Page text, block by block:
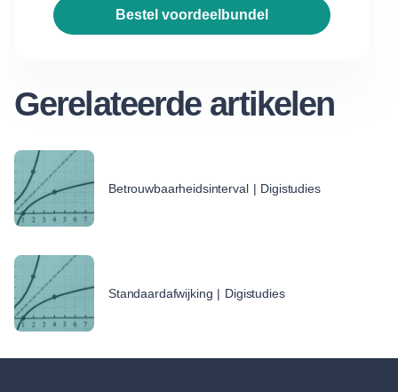
bestel voordeelbundel
Gerelateerde artikelen
Betrouwbaarheidsinterval | Digistudies
Standaardafwijking | Digistudies